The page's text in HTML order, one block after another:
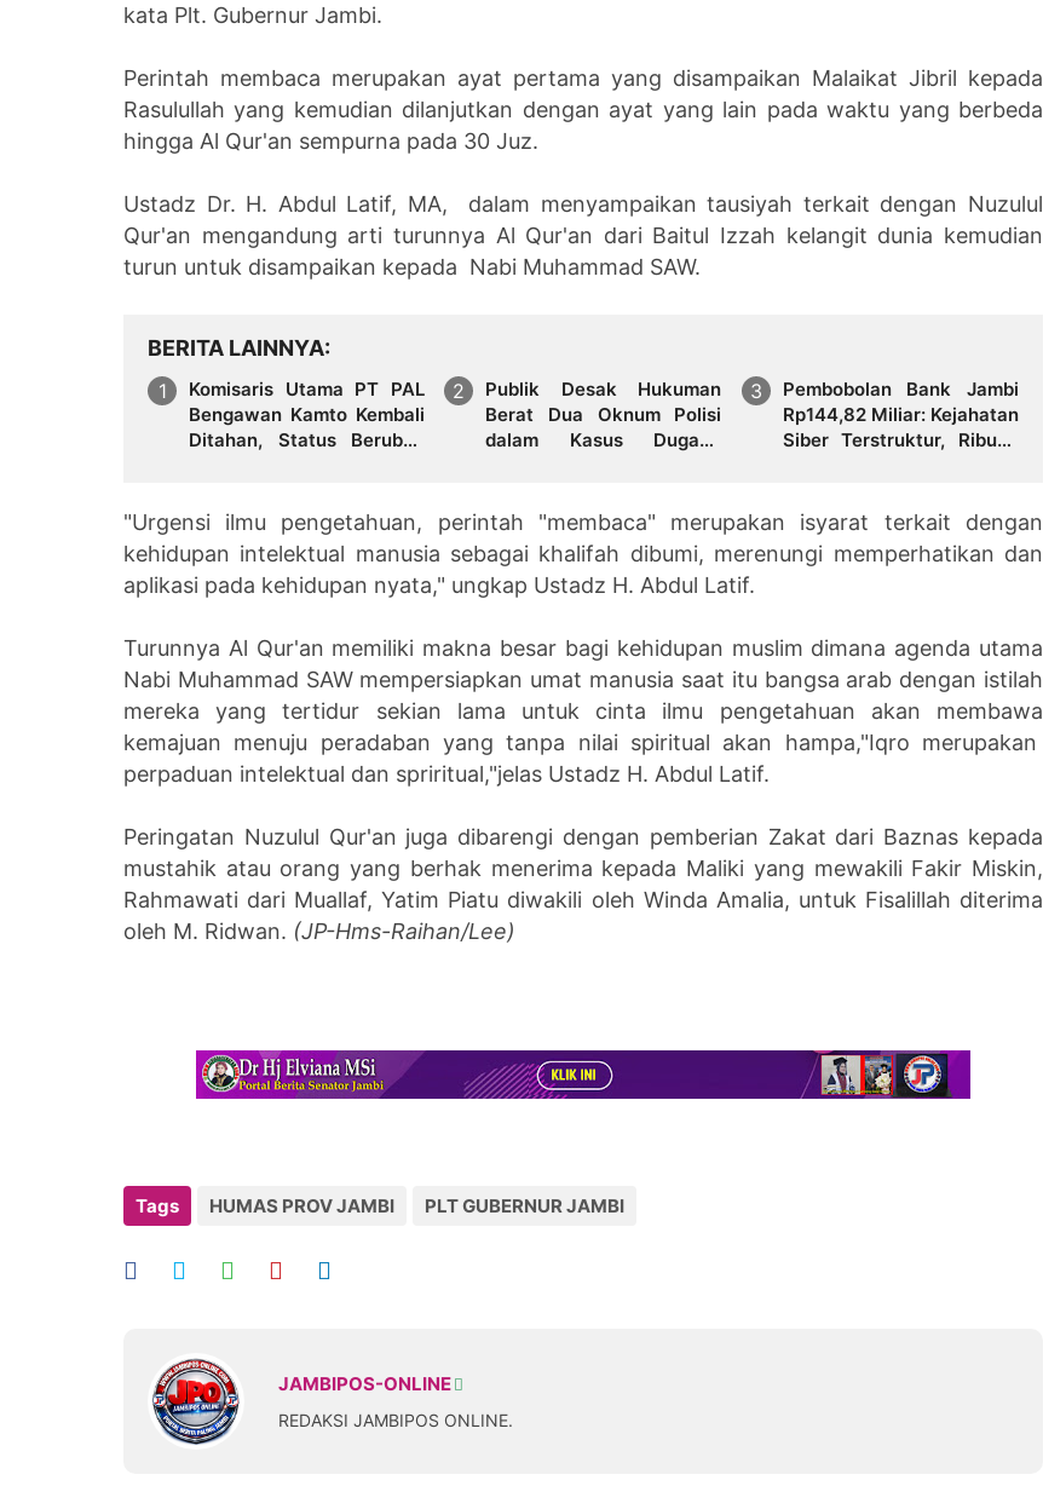
kata Plt. Gubernur Jambi.
Perintah membaca merupakan ayat pertama yang disampaikan Malaikat Jibril kepada
Rasulullah yang kemudian dilanjutkan dengan ayat yang lain pada waktu yang berbeda
hingga Al Qur'an sempurna pada 30 Juz.
Ustadz Dr. H. Abdul Latif, MA, dalam menyampaikan tausiyah terkait dengan Nuzulul
Qur'an mengandung arti turunnya Al Qur'an dari Baitul Izzah kelangit dunia kemudian
turun untuk disampaikan kepada Nabi Muhammad SAW.
BERITA LAINNYA
Komisaris Utama PT PAL
Bengawan Kamto Kembali
Ditahan, Status Berubah
Publik Desak Hukuman
Berat Dua Oknum Polisi
dalam Kasus Dugaan
Pembobolan Bank Jambi
Rp144,82 Miliar: Kejahatan
Siber Terstruktur, Ribuan
"Urgensi ilmu pengetahuan, perintah "membaca" merupakan isyarat terkait dengan
kehidupan intelektual manusia sebagai khalifah dibumi, merenungi memperhatikan dan
aplikasi pada kehidupan nyata," ungkap Ustadz H. Abdul Latif.
Turunnya Al Qur'an memiliki makna besar bagi kehidupan muslim dimana agenda utama
Nabi Muhammad SAW mempersiapkan umat manusia saat itu bangsa arab dengan istilah
mereka yang tertidur sekian lama untuk cinta ilmu pengetahuan akan membawa
kemajuan menuju peradaban yang tanpa nilai spiritual akan hampa,"Iqro merupakan
perpaduan intelektual dan spriritual,"jelas Ustadz H. Abdul Latif.
Peringatan Nuzulul Qur'an juga dibarengi dengan pemberian Zakat dari Baznas kepada
mustahik atau orang yang berhak menerima kepada Maliki yang mewakili Fakir Miskin,
Rahmawati dari Muallaf, Yatim Piatu diwakili oleh Winda Amalia, untuk Fisalillah diterima
oleh M. Ridwan. (JP-Hms-Raihan/Lee)
Tags HUMAS PROV JAMBI PLT GUBERNUR JAMBI
JAMBIPOS-ONLINE
REDAKSI JAMBIPOS ONLINE.